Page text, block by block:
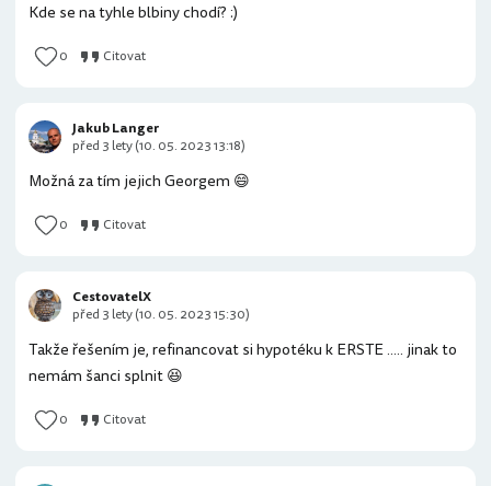
Kde se na tyhle blbiny chodí? :)
0 Citovat
Možná za tím jejich Georgem 😄
0 Citovat
Jakub Langer
před 3 lety (10. 05. 2023 13:18)
Takže řešením je, refinancovat si hypotéku k ERSTE ..... jinak to
nemám šanci splnit 😆
0 Citovat
CestovatelX
před 3 lety (10. 05. 2023 15:30)